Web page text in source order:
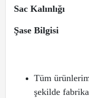
Sac Kalınlığı
Şase Bilgisi
Tüm
şekilde